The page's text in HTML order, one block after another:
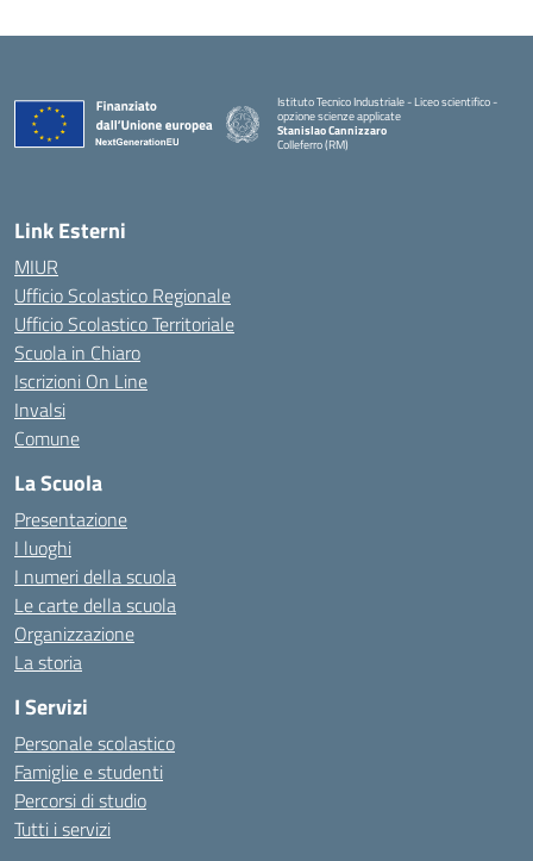
Istituto Tecnico Industriale - Liceo scientifico -
opzione scienze applicate
Stanislao Cannizzaro
Colleferro (RM)
Link Esterni
MIUR
Ufficio Scolastico Regionale
Ufficio Scolastico Territoriale
Scuola in Chiaro
Iscrizioni On Line
Invalsi
Comune
La Scuola
Presentazione
I luoghi
I numeri della scuola
Le carte della scuola
Organizzazione
La storia
I Servizi
Personale scolastico
Famiglie e studenti
Percorsi di studio
Tutti i servizi